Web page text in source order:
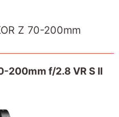
Z 70-200mm
200mm f/2.8 VR S II